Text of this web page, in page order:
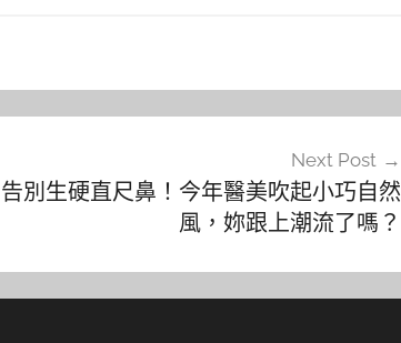
Next Post
告別生硬直尺鼻！今年醫美吹起小巧自然
風，妳跟上潮流了嗎？